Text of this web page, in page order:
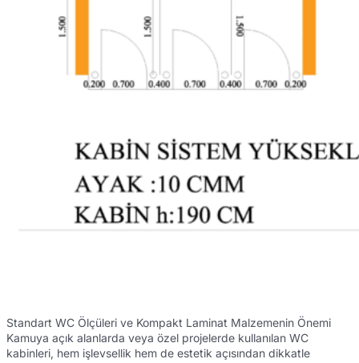
Standart WC Ölçüleri ve Kompakt Laminat Malzemenin Önemi
Kamuya açık alanlarda veya özel projelerde kullanılan WC
kabinleri, hem işlevsellik hem de estetik açısından dikkatle